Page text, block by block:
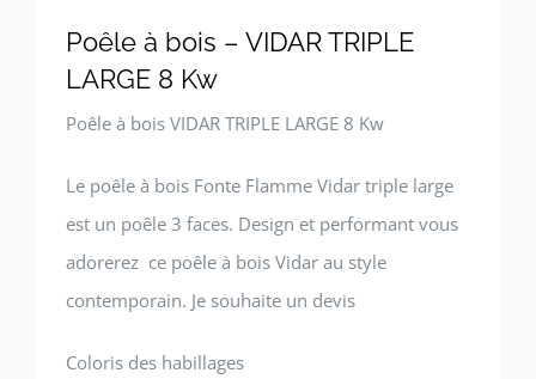
Poêle à bois – VIDAR TRIPLE
LARGE 8 Kw
Poêle à bois VIDAR TRIPLE LARGE 8 Kw
Le poêle à bois Fonte Flamme Vidar triple large
est un poêle 3 faces. Design et performant vous
adorerez ce poêle à bois Vidar au style
contemporain. Je souhaite un devis
Coloris des habillages